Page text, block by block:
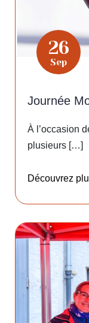
26
Sep
Journée
À l’occasion
plusieurs […]
Découvrez